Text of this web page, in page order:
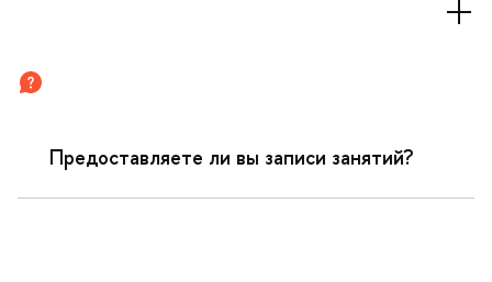
Предоставляете ли вы записи занятий?